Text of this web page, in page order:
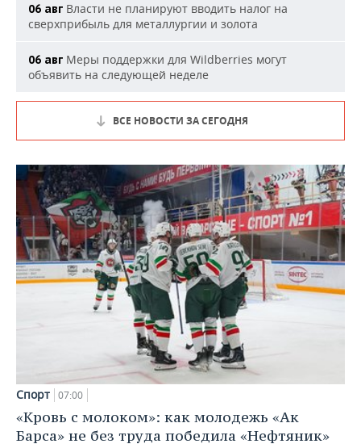
06 авг Власти не планируют вводить налог на
сверхприбыль для металлургии и золота
06 авг Меры поддержки для Wildberries могут
объявить на следующей неделе
ВСЕ НОВОСТИ ЗА СЕГОДНЯ
Спорт 07:00
«Кровь с молоком»: как молодежь «Ак
Барса» не без труда победила «Нефтяник»